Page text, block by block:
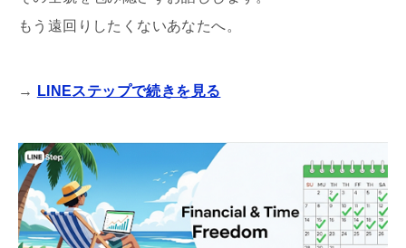
もう遠回りしたくないあなたへ。
→ LINEステップで続きを見る